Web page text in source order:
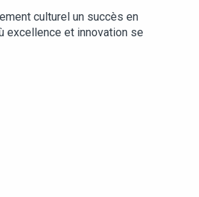
culturel un succès en
excellence et innovation se